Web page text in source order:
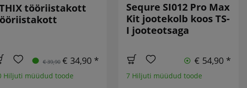
tööriistakott
€ 39,90 € 34,90 *
Hiljuti müüdud toode
Sequre SI012 Pro Max
Kit jootekolb koos TS-
I jooteotsaga
€ 54,90 *
7 Hiljuti müüdud toode